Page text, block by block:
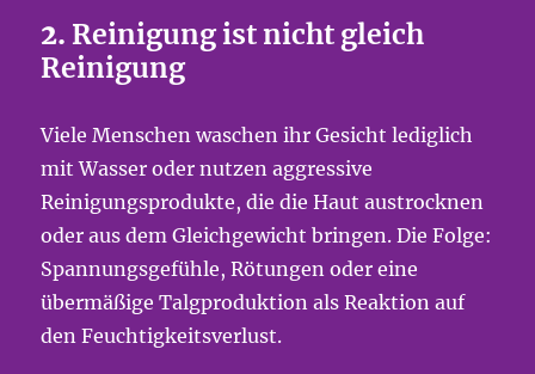
2.Reinigung ist nicht gleich
Reinigung
Viele Menschen waschen ihr Gesicht lediglich
mit Wasser oder nutzen aggressive
Reinigungsprodukte, die die Haut austrocknen
oder aus dem Gleichgewicht bringen. Die Folge:
Spannungsgefühle, Rötungen oder eine
übermäßige Talgproduktion als Reaktion auf
den Feuchtigkeitsverlust.